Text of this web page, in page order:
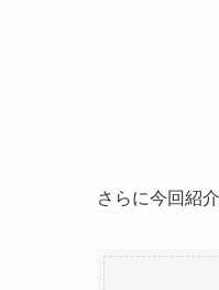
さらに今回紹